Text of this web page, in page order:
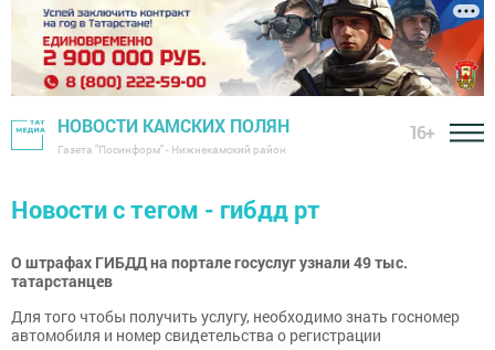
НОВОСТИ КАМСКИХ ПОЛЯН
Газета "Посинформ" - Нижнекамский район
16+
Новости с тегом - гибдд рт
О штрафах ГИБДД на портале госуслуг узнали 49 тыс.
татарстанцев
Для того чтобы получить услугу, необходимо знать госномер
автомобиля и номер свидетельства о регистрации